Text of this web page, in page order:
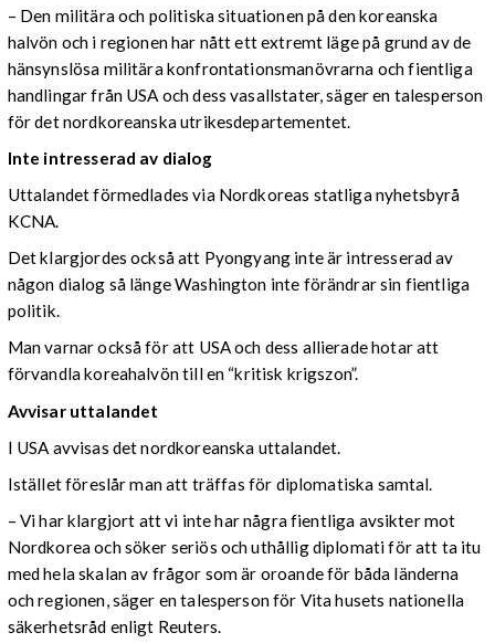
– Den militära och politiska situationen på den koreanska
halvön och i regionen har nått ett extremt läge på grund av de
hänsynslösa militära konfrontationsmanövrarna och fientliga
handlingar från USA och dess vasallstater, säger en talesperson
för det nordkoreanska utrikesdepartementet.
Inte intresserad av dialog
Uttalandet förmedlades via Nordkoreas statliga nyhetsbyrå
KCNA.
Det klargjordes också att Pyongyang inte är intresserad av
någon dialog så länge Washington inte förändrar sin fientliga
politik.
Man varnar också för att USA och dess allierade hotar att
förvandla koreahalvön till en “kritisk krigszon”.
Avvisar uttalandet
I USA avvisas det nordkoreanska uttalandet.
Istället föreslår man att träffas för diplomatiska samtal.
– Vi har klargjort att vi inte har några fientliga avsikter mot
Nordkorea och söker seriös och uthållig diplomati för att ta itu
med hela skalan av frågor som är oroande för båda länderna
och regionen, säger en talesperson för Vita husets nationella
säkerhetsråd enligt Reuters.